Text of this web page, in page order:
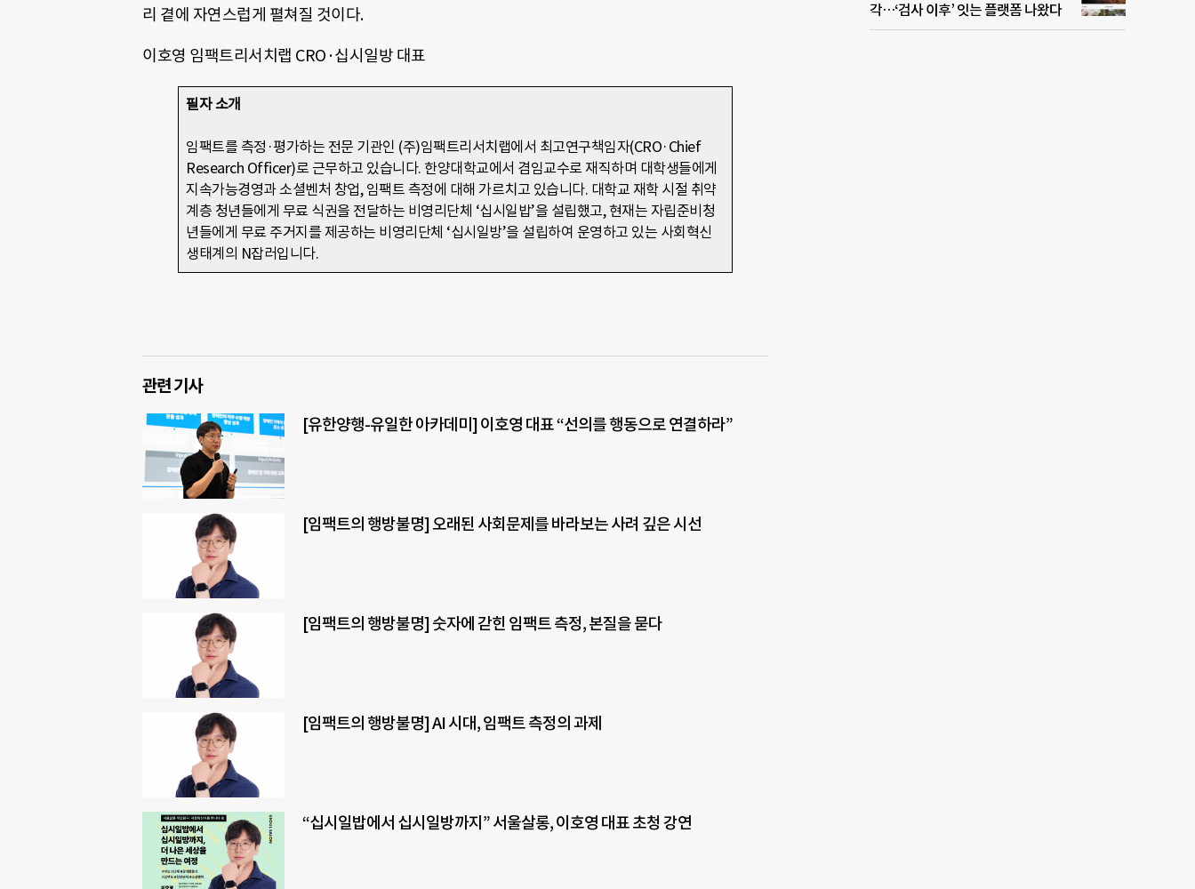
리 곁에 자연스럽게 펼쳐질 것이다.
이호영 임팩트리서치랩 CRO·십시일방 대표
필자 소개
임팩트를 측정·평가하는 전문 기관인 (주)임팩트리서치랩에서 최고연구책임자(CRO·Chief
Research Officer)로 근무하고 있습니다. 한양대학교에서 겸임교수로 재직하며 대학생들에게
지속가능경영과 소셜벤처 창업, 임팩트 측정에 대해 가르치고 있습니다. 대학교 재학 시절 취약
계층 청년들에게 무료 식권을 전달하는 비영리단체 ‘십시일밥’을 설립했고, 현재는 자립준비청
년들에게 무료 주거지를 제공하는 비영리단체 ‘십시일방’을 설립하여 운영하고 있는 사회혁신
생태계의 N잡러입니다.
관련 기사
[유한양행-유일한 아카데미] 이호영 대표 “선의를 행동으로 연결하라”
[임팩트의 행방불명] 오래된 사회문제를 바라보는 사려 깊은 시선
[임팩트의 행방불명] 숫자에 갇힌 임팩트 측정, 본질을 묻다
[임팩트의 행방불명] AI 시대, 임팩트 측정의 과제
“십시일밥에서 십시일방까지” 서울살롱, 이호영 대표 초청 강연
각…‘검사 이후’ 잇는 플랫폼 나왔다